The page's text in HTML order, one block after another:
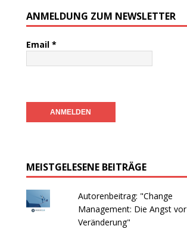
ANMELDUNG ZUM NEWSLETTER
Email *
MEISTGELESENE BEITRÄGE
Autorenbeitrag: "Change
Management: Die Angst vor
Veränderung"